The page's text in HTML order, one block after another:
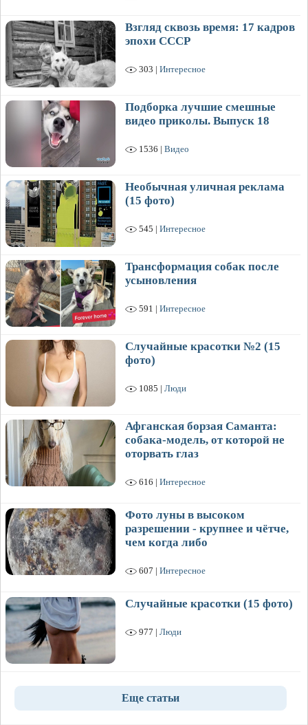
Взгляд сквозь время: 17 кадров
эпохи СССР
303 | Интересное
Подборка лучшие смешные
видео приколы. Выпуск 18
1536 | Видео
Необычная уличная реклама
(15 фото)
545 | Интересное
Трансформация собак после
усыновления
591 | Интересное
Случайные красотки №2 (15
фото)
1085 | Люди
Афганская борзая Саманта:
собака-модель, от которой не
оторвать глаз
616 | Интересное
Фото луны в высоком
разрешении - крупнее и чётче,
чем когда либо
607 | Интересное
Случайные красотки (15 фото)
977 | Люди
Еще статьи